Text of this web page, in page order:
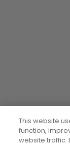
This website
function,
website traffic.